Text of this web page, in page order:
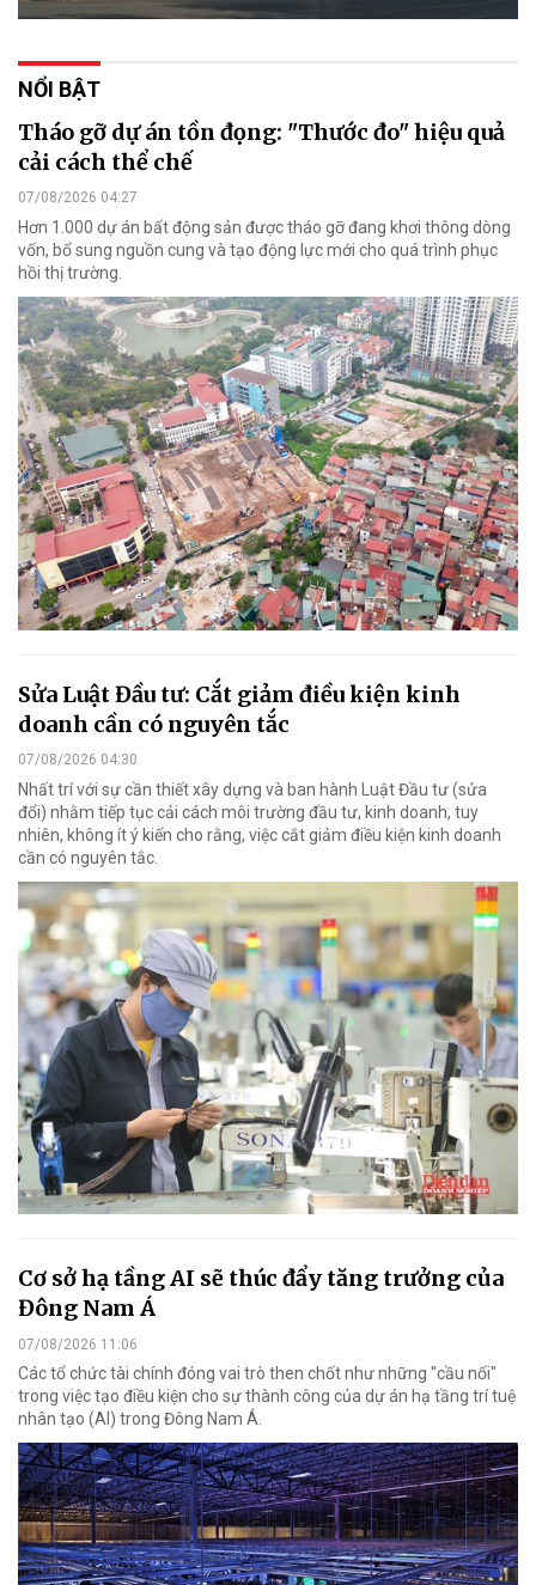
NỔI BẬT
Tháo gỡ dự án tồn đọng: "Thước đo" hiệu quả
cải cách thể chế
07/08/2026 04:27
Hơn 1.000 dự án bất động sản được tháo gỡ đang khơi thông dòng
vốn, bổ sung nguồn cung và tạo động lực mới cho quá trình phục
hồi thị trường.
Sửa Luật Đầu tư: Cắt giảm điều kiện kinh
doanh cần có nguyên tắc
07/08/2026 04:30
Nhất trí với sự cần thiết xây dựng và ban hành Luật Đầu tư (sửa
đổi) nhằm tiếp tục cải cách môi trường đầu tư, kinh doanh, tuy
nhiên, không ít ý kiến cho rằng, việc cắt giảm điều kiện kinh doanh
cần có nguyên tắc.
Cơ sở hạ tầng AI sẽ thúc đẩy tăng trưởng của
Đông Nam Á
07/08/2026 11:06
Các tổ chức tài chính đóng vai trò then chốt như những "cầu nối"
trong việc tạo điều kiện cho sự thành công của dự án hạ tầng trí tuệ
nhân tạo (AI) trong Đông Nam Á.